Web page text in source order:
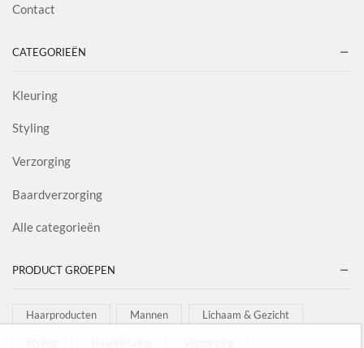
Contact
CATEGORIEËN
Kleuring
Styling
Verzorging
Baardverzorging
Alle categorieën
PRODUCT GROEPEN
Haarproducten Mannen Lichaam & Gezicht